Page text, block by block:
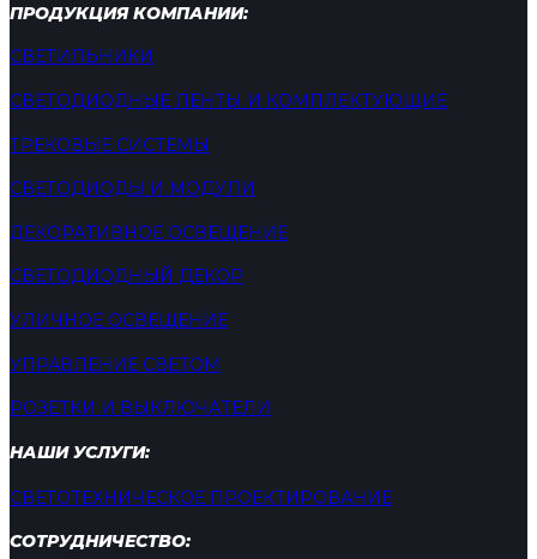
ПРОДУКЦИЯ КОМПАНИИ:
СВЕТИЛЬНИКИ
СВЕТОДИОДНЫЕ ЛЕНТЫ И КОМПЛЕКТУЮЩИЕ
ТРЕКОВЫЕ СИСТЕМЫ
СВЕТОДИОДЫ И МОДУЛИ
ДЕКОРАТИВНОЕ ОСВЕЩЕНИЕ
СВЕТОДИОДНЫЙ ДЕКОР
УЛИЧНОЕ ОСВЕЩЕНИЕ
УПРАВЛЕНИЕ СВЕТОМ
РОЗЕТКИ И ВЫКЛЮЧАТЕЛИ
НАШИ УСЛУГИ:
СВЕТОТЕХНИЧЕСКОЕ ПРОЕКТИРОВАНИЕ
СОТРУДНИЧЕСТВО: